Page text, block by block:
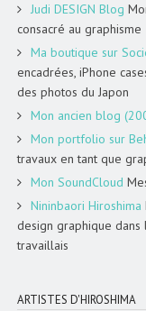
Judi DESIGN Blog
consacré au graphisme
Ma boutique sur
encadrées, iPhone
des photos du Japon
Mon ancien blog
Mon portfolio sur
travaux en tant que
Mon SoundCloud
Nininbaori Hiroshima
design graphique dans
travaillais
ARTISTES D'HIROSHIMA